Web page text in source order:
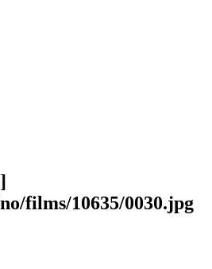
films/10635/0030.jpg